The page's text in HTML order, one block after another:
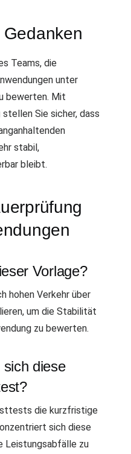
Teams, die
unter
bewerten. Mit
stellen Sie sicher, dass
stabil,
bleibt.
Vorlage?
hohen Verkehr über
um die Stabilität
zu bewerten.
diese
die kurzfristige
sich diese
Leistungsabfälle zu